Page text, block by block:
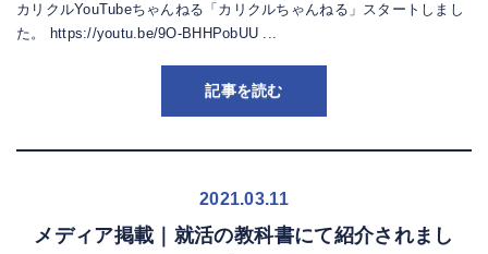
カリクルYouTubeちゃんねる「カリクルちゃんねる」スタートしまし
た。 https://youtu.be/9O-BHHPobUU ...
記事を読む
2021.03.11
メディア掲載｜就活の教科書にて紹介されまし